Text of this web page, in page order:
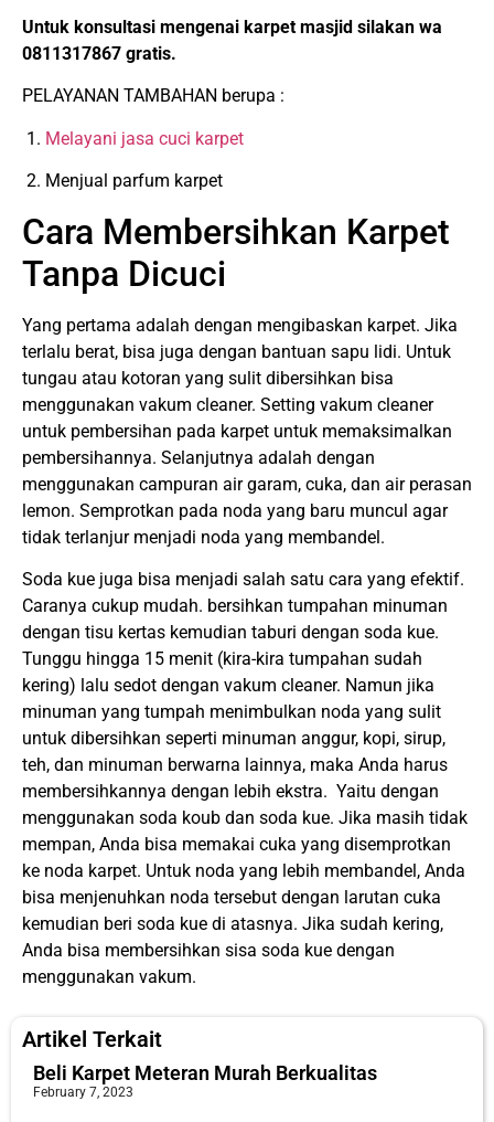
Untuk konsultasi mengenai karpet masjid silakan wa
0811317867 gratis.
PELAYANAN TAMBAHAN berupa :
1. Melayani jasa cuci karpet
2. Menjual parfum karpet
Cara Membersihkan Karpet
Tanpa Dicuci
Yang pertama adalah dengan mengibaskan karpet. Jika
terlalu berat, bisa juga dengan bantuan sapu lidi. Untuk
tungau atau kotoran yang sulit dibersihkan bisa
menggunakan vakum cleaner. Setting vakum cleaner
untuk pembersihan pada karpet untuk memaksimalkan
pembersihannya. Selanjutnya adalah dengan
menggunakan campuran air garam, cuka, dan air perasan
lemon. Semprotkan pada noda yang baru muncul agar
tidak terlanjur menjadi noda yang membandel.
Soda kue juga bisa menjadi salah satu cara yang efektif.
Caranya cukup mudah. bersihkan tumpahan minuman
dengan tisu kertas kemudian taburi dengan soda kue.
Tunggu hingga 15 menit (kira-kira tumpahan sudah
kering) lalu sedot dengan vakum cleaner. Namun jika
minuman yang tumpah menimbulkan noda yang sulit
untuk dibersihkan seperti minuman anggur, kopi, sirup,
teh, dan minuman berwarna lainnya, maka Anda harus
membersihkannya dengan lebih ekstra. Yaitu dengan
menggunakan soda koub dan soda kue. Jika masih tidak
mempan, Anda bisa memakai cuka yang disemprotkan
ke noda karpet. Untuk noda yang lebih membandel, Anda
bisa menjenuhkan noda tersebut dengan larutan cuka
kemudian beri soda kue di atasnya. Jika sudah kering,
Anda bisa membersihkan sisa soda kue dengan
menggunakan vakum.
Artikel Terkait
Beli Karpet Meteran Murah Berkualitas
February 7, 2023